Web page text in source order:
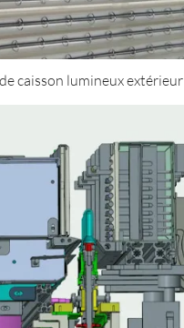
caisson lumineux extérieur